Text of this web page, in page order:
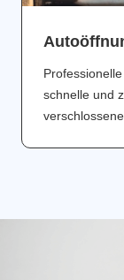
schnelle und